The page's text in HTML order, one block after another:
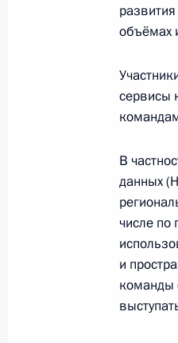
Мария
26
связь,
объёмах
сервисы
В
данных
числе по
и
команды